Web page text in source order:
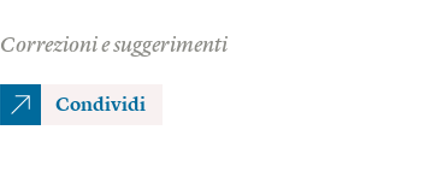
Correzioni e suggerimenti
Condividi